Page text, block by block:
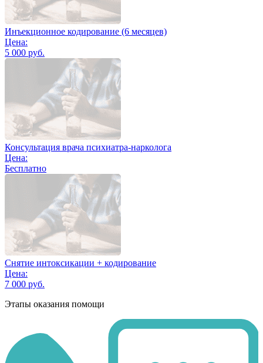
Инъекционное кодирование (6 месяцев)
Цена:
5 000 руб.
Консультация врача психиатра-нарколога
Цена:
Бесплатно
Снятие интоксикации + кодирование
Цена:
7 000 руб.
Этапы оказания помощи